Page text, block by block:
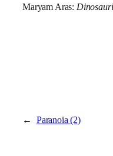
Maryam Aras:
← Paranoia (2)